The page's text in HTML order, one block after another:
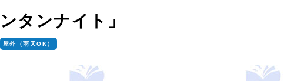
タンナイト」
屋外（雨天OK）